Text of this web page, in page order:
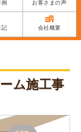
例 お客さまの声
記 会社概要
ム施工事